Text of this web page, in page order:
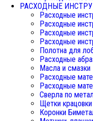
РАСХОДНЫЕ
Расходные
Расходные
Расходные
Расходные
Полотна для
Расходные
Масла и смазки
Расходные
Расходные
Сверла по
Щетки крацовки
Коронки